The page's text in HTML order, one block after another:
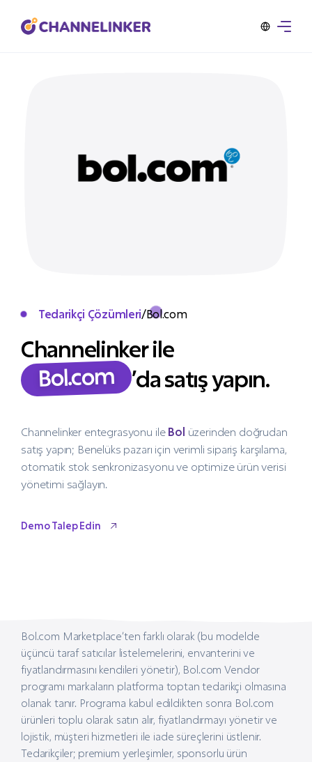
Tedarikçi Çözümleri/Bol.com
Channelinker ile
Bol.com ’da satış yapın.
Channelinker entegrasyonu ileBol üzerinden doğrudan
satış yapın; Benelüks pazarı için verimli sipariş karşılama,
otomatik stok senkronizasyonu ve optimize ürün verisi
yönetimi sağlayın.
Demo Talep Edin
Bol.com Marketplace’ten farklı olarak (bu modelde
üçüncü taraf satıcılar listelemelerini, envanterini ve
fiyatlandırmasını kendileri yönetir), Bol.com Vendor
programı markaların platforma toptan tedarikçi olmasına
olanak tanır. Programa kabul edildikten sonra Bol.com
ürünleri toplu olarak satın alır, fiyatlandırmayı yönetir ve
lojistik, müşteri hizmetleri ile iade süreçlerini üstlenir.
Tedarikçiler; premium yerleşimler, sponsorlu ürün